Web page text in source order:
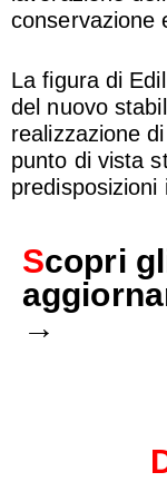
conservazione
La figura di
del nuovo
realizzazione
punto di vista
predisposizioni
Scopri
→